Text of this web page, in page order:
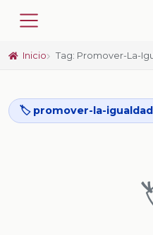
Inicio Tag: Promover-La-
🏷️ promover-la-